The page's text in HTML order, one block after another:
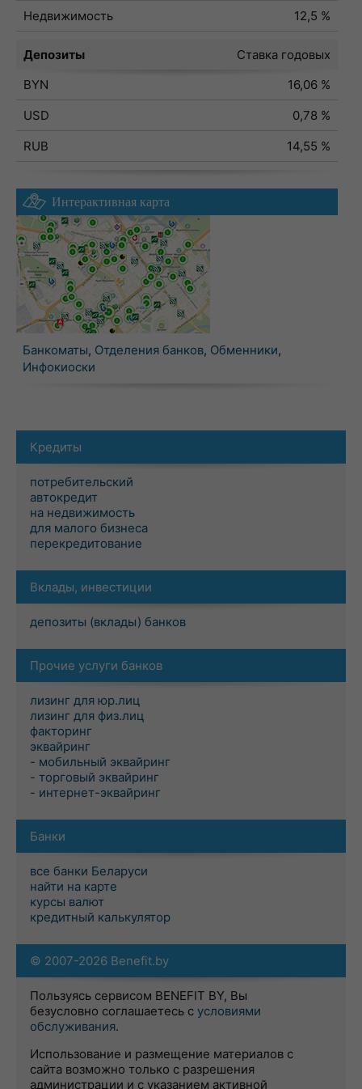
Недвижимость
12,5 %
Депозиты
Ставка годовых
BYN
16,06 %
USD
0,78 %
RUB
14,55 %
Интерактивная карта
Банкоматы, Отделения банков, Обменники,
Инфокиоски
Кредиты
потребительский
автокредит
на недвижимость
для малого бизнеса
перекредитование
Вклады, инвестиции
депозиты (вклады) банков
Прочие услуги банков
лизинг для юр.лиц
лизинг для физ.лиц
факторинг
эквайринг
- мобильный эквайринг
- торговый эквайринг
- интернет-эквайринг
Банки
все банки Беларуси
найти на карте
курсы валют
кредитный калькулятор
© 2007-2026 Benefit.by
Пользуясь сервисом BENEFIT BY, Вы
безусловно соглашаетесь с условиями
обслуживания.
Использование и размещение материалов с
сайта возможно только с разрешения
администрации и с указанием активной